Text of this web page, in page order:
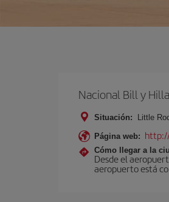
Nacional Bill y
Situación: Little
Página web:
Cómo llegar a la
Desde el
aeropuerto está